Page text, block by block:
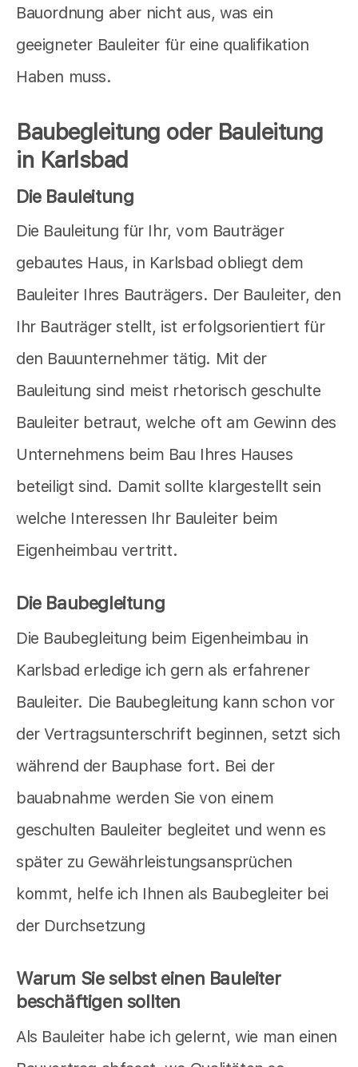
Bauordnung aber nicht aus, was ein
geeigneter Bauleiter für eine qualifikation
Haben muss.
Baubegleitung oder Bauleitung
in Karlsbad
Die Bauleitung
Die Bauleitung für Ihr, vom Bauträger
gebautes Haus, in Karlsbad obliegt dem
Bauleiter Ihres Bauträgers. Der Bauleiter, den
Ihr Bauträger stellt, ist erfolgsorientiert für
den Bauunternehmer tätig. Mit der
Bauleitung sind meist rhetorisch geschulte
Bauleiter betraut, welche oft am Gewinn des
Unternehmens beim Bau Ihres Hauses
beteiligt sind. Damit sollte klargestellt sein
welche Interessen Ihr Bauleiter beim
Eigenheimbau vertritt.
Die Baubegleitung
Die Baubegleitung beim Eigenheimbau in
Karlsbad erledige ich gern als erfahrener
Bauleiter. Die Baubegleitung kann schon vor
der Vertragsunterschrift beginnen, setzt sich
während der Bauphase fort. Bei der
bauabnahme werden Sie von einem
geschulten Bauleiter begleitet und wenn es
später zu Gewährleistungsansprüchen
kommt, helfe ich Ihnen als Baubegleiter bei
der Durchsetzung
Warum Sie selbst einen Bauleiter
beschäftigen sollten
Als Bauleiter habe ich gelernt, wie man einen